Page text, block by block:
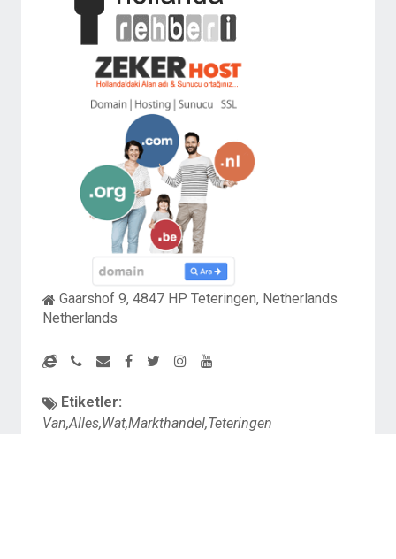
Gaarshof 9, 4847 HP Teteringen, Netherlands
Netherlands
Etiketler:
Van,Alles,Wat,Markthandel,Teteringen